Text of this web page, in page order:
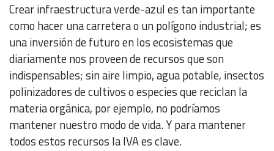
Crear infraestructura verde-azul es tan importante
como hacer una carretera o un polígono industrial; es
una inversión de futuro en los ecosistemas que
diariamente nos proveen de recursos que son
indispensables; sin aire limpio, agua potable, insectos
polinizadores de cultivos o especies que reciclan la
materia orgánica, por ejemplo, no podríamos
mantener nuestro modo de vida. Y para mantener
todos estos recursos la IVA es clave.